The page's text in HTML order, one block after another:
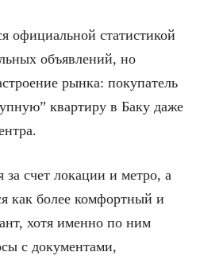
официальной статистикой
объявлений, но
рынка: покупатель
квартиру в Баку даже
счет локации и метро, а
как более комфортный и
хотя именно по ним
с документами,